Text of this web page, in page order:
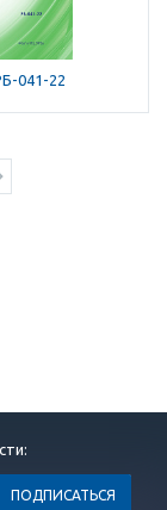
041-22